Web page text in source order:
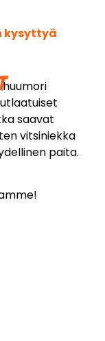
saavat
vitsiniekka
paita.
kysyttyä